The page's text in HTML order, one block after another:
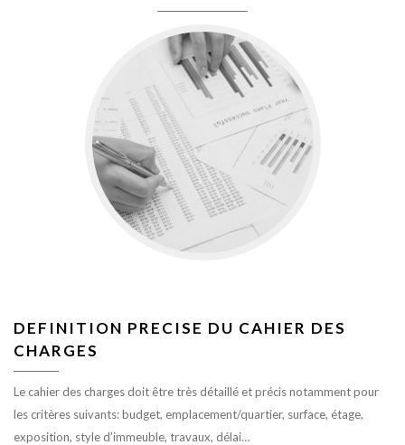
DEFINITION PRECISE DU CAHIER DES
CHARGES
Le cahier des charges doit être très détaillé et précis notamment pour
les critères suivants: budget, emplacement/quartier, surface, étage,
exposition, style d’immeuble, travaux, délai…